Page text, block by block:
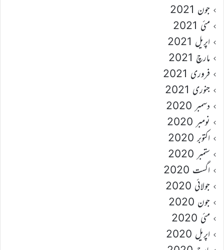
جون 2021
مئی 2021
اپریل 2021
مارچ 2021
فروری 2021
جنوری 2021
دسمبر 2020
نومبر 2020
اکتوبر 2020
ستمبر 2020
اگست 2020
جولائی 2020
جون 2020
مئی 2020
اپریل 2020